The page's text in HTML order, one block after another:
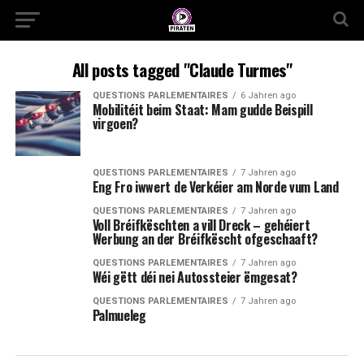
All posts tagged "Claude Turmes"
QUESTIONS PARLEMENTAIRES 6 Jahren ago
Mobilitéit beim Staat: Mam gudde Beispill
virgoen?
QUESTIONS PARLEMENTAIRES 7 Jahren ago
Eng Fro iwwert de Verkéier am Norde vum Land
QUESTIONS PARLEMENTAIRES 7 Jahren ago
Voll Bréifkëschten a vill Dreck – gehéiert
Werbung an der Bréifkëscht ofgeschaaft?
QUESTIONS PARLEMENTAIRES 7 Jahren ago
Wéi gëtt déi nei Autossteier ëmgesat?
QUESTIONS PARLEMENTAIRES 7 Jahren ago
Palmueleg